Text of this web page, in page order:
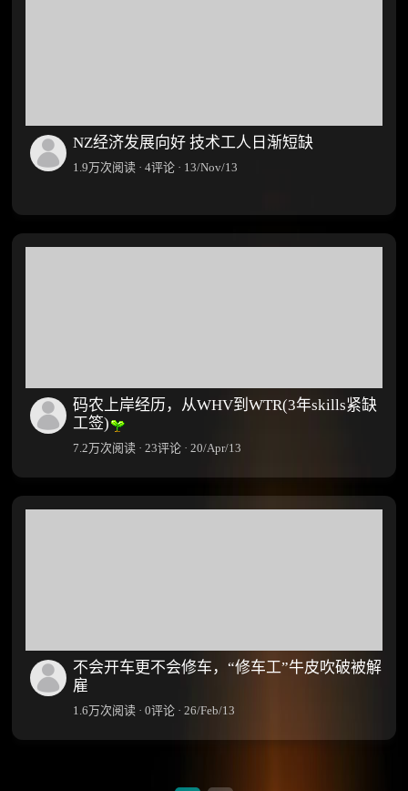
NZ经济发展向好 技术工人日渐短缺
1.9万次阅读 · 4评论 · 13/Nov/13
码农上岸经历，从WHV到WTR(3年skills紧缺
工签)
7.2万次阅读 · 23评论 · 20/Apr/13
不会开车更不会修车，“修车工”牛皮吹破被解
雇
1.6万次阅读 · 0评论 · 26/Feb/13